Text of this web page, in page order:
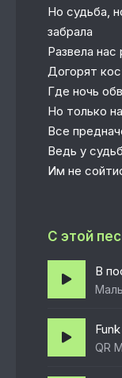
Но судьба,
забрала
Развела нас
Догорят
Где ночь
Но только
Все
Ведь у
Им не
С этой
В
QR